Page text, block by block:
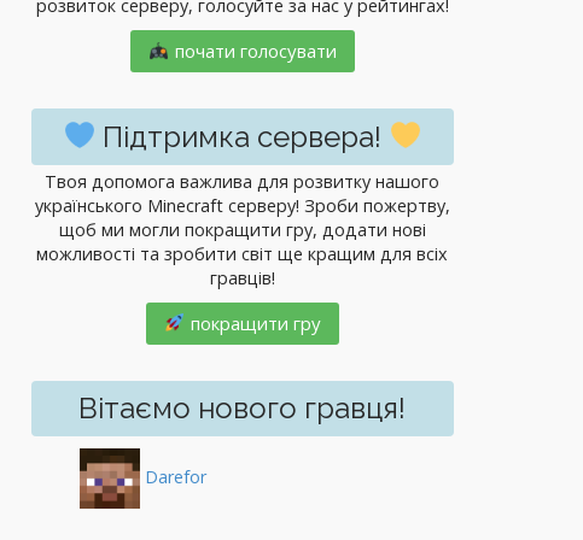
розвиток серверу, голосуйте за нас у рейтингах!
почати голосувати
Підтримка сервера!
Твоя допомога важлива для розвитку нашого
українського Minecraft серверу! Зроби пожертву,
щоб ми могли покращити гру, додати нові
можливості та зробити світ ще кращим для всіх
гравців!
покращити гру
Вітаємо нового гравця!
Darefor